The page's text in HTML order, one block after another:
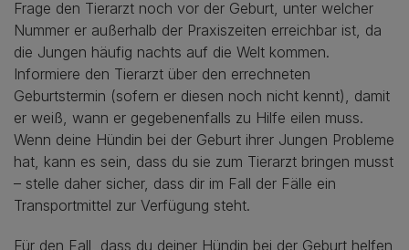
Frage den Tierarzt noch vor der Geburt, unter welcher
Nummer er außerhalb der Praxiszeiten erreichbar ist, da
die Jungen häufig nachts auf die Welt kommen.
Informiere den Tierarzt über den errechneten
Geburtstermin (sofern er diesen noch nicht kennt), damit
er weiß, wann er gegebenenfalls zu Hilfe eilen muss.
Wenn deine Hündin bei der Geburt ihrer Jungen Probleme
hat, kann es sein, dass du sie zum Tierarzt bringen musst
– stelle daher sicher, dass dir im Fall der Fälle ein
Transportmittel zur Verfügung steht.
Für den Fall, dass du deiner Hündin bei der Geburt helfen